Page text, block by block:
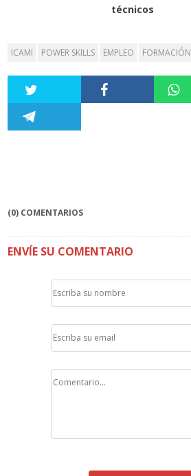
técnicos
ICAMI POWER SKILLS EMPLEO FORMACIÓN
(0) COMENTARIOS
ENVÍE SU COMENTARIO